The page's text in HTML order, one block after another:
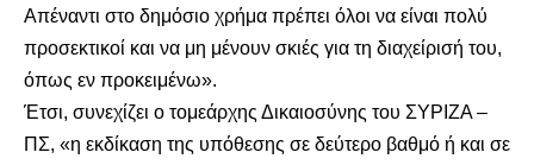
Απέναντι στο δημόσιο χρήμα πρέπει όλοι να είναι πολύ
προσεκτικοί και να μη μένουν σκιές για τη διαχείρισή του,
όπως εν προκειμένω».
Έτσι, συνεχίζει ο τομεάρχης Δικαιοσύνης του ΣΥΡΙΖΑ –
ΠΣ, «η εκδίκαση της υπόθεσης σε δεύτερο βαθμό ή και σε